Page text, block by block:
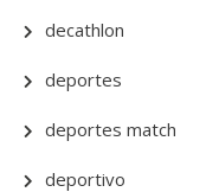
decathlon
deportes
deportes match
deportivo